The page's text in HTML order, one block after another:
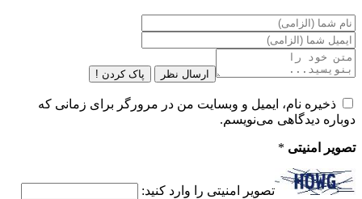
ارسال نظر پاک کردن !
ذخیره نام، ایمیل و وبسایت من در مرورگر برای زمانی که
دوباره دیدگاهی می‌نویسم.
تصویر امنیتی *
تصویر امنیتی را وارد کنید: